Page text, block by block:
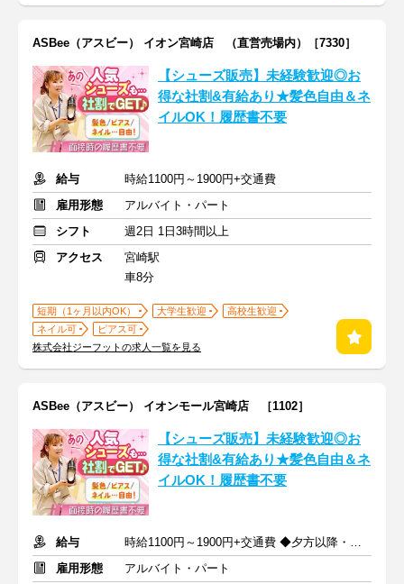
ASBee（アスビー） イオン宮崎店 （直営売場内）［7330］
【シューズ販売】未経験歓迎◎お
得な社割&有給あり★髪色自由＆ネ
イルOK！履歴書不要
給与
時給1100円～1900円+交通費
雇用形態
アルバイト・パート
シフト
週2日 1日3時間以上
アクセス
宮崎駅
車8分
短期（1ヶ月以内OK） 大学生歓迎
高校生歓迎
ネイル可
ピアス可
株式会社ジーフットの求人一覧を見る
ASBee（アスビー） イオンモール宮崎店 ［1102］
【シューズ販売】未経験歓迎◎お
得な社割&有給あり★髪色自由＆ネ
イルOK！履歴書不要
給与
時給1100円～1900円+交通費 ◆夕方以降・日祝加給あり！
雇用形態
アルバイト・パート